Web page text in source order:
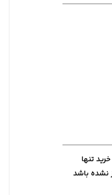
تنها
نشده باشد